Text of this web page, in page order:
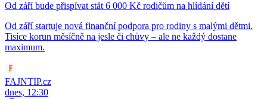
Od září bude přispívat stát 6 000 Kč rodičům na hlídání dětí
Od září startuje nová finanční podpora pro rodiny s malými dětmi.
Tisíce korun měsíčně na jesle či chůvy – ale ne každý dostane
maximum.
FAJNTIP.cz
dnes, 12:30